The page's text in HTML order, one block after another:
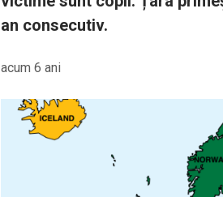
an consecutiv.
acum 6 ani